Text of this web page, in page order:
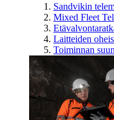
Sandvikin
Mixed Fleet
Laitteiden
Toiminnan